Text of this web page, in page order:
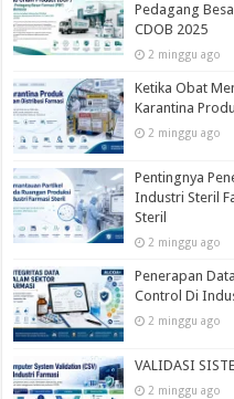
Pedagang
CDOB 2025
2 minggu ago
Ketika Obat
Karantina
2 minggu ago
Pentingnya
Industri Steril
Steril
2 minggu ago
Penerapan
Control Di
2 minggu ago
VALIDASI
2 minggu ago